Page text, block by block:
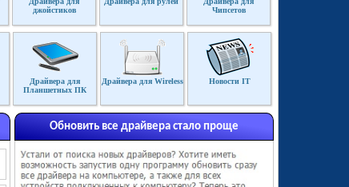
джойстиков
Чипсетов
Драйвера для
Планшетных ПК
Драйвера для Wireless Новости IT
Обновить все драйвера стало проще